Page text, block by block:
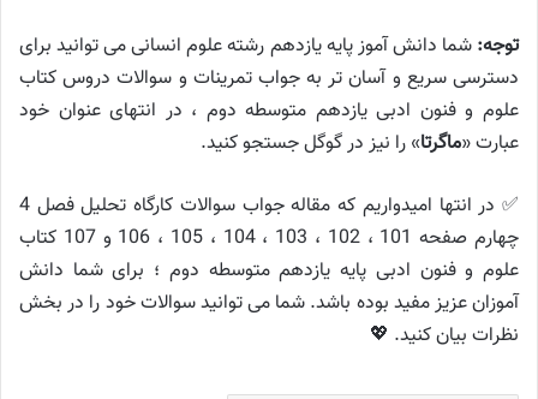
توجه: شما دانش آموز پایه یازدهم رشته علوم انسانی می توانید برای
دسترسی سریع و آسان تر به جواب تمرینات و سوالات دروس کتاب
علوم و فنون ادبی یازدهم متوسطه دوم ، در انتهای عنوان خود
عبارت «ماگرتا» را نیز در گوگل جستجو کنید.
✅ در انتها امیدواریم که مقاله جواب سوالات کارگاه تحلیل فصل 4
چهارم صفحه 101 ، 102 ، 103 ، 104 ، 105 ، 106 و 107 کتاب
علوم و فنون ادبی پایه یازدهم متوسطه دوم ؛ برای شما دانش
آموزان عزیز مفید بوده باشد. شما می توانید سوالات خود را در بخش
نظرات بیان کنید. 💖